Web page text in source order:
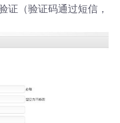
证（验证码通过短信，